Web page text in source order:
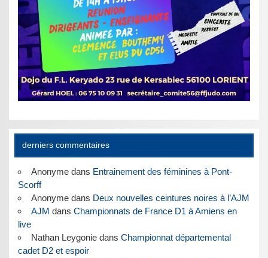
derniers commentaires
Anonymedans Entrainement des féminines à Pont-
Scorff
Anonymedans Deux nouvelles ceintures noires à l’AJM
AJM dans Championnats de France D1 à Amiens en
live
Nathan Leygoniedans Championnat départemental
cadet D2 et espoir